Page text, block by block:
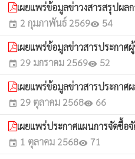
เผยแพร่ข้อมูลข่าวงสารสรุปผล
event 2 กุมภาพันธ์ 2569visibility 54
เผยแพร่ข้อมูลข่าวสารประกา
event 29 มกราคม 2569visibility 52
เผยแพร่ข้อมูลข่าวสารประกาศ
event 29 ตุลาคม 2568visibility 66
เผยแพร่ประกาศแผนการจัดซื้
event 1 ตุลาคม 2568visibility 71